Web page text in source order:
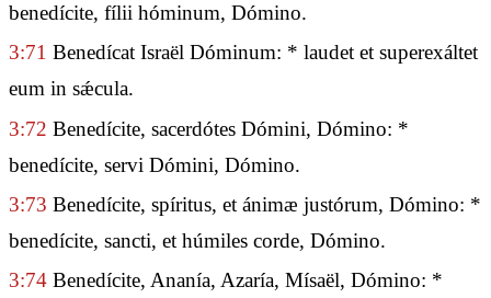
benedícite, fílii hóminum, Dómino.
3:71 Benedícat Israël Dóminum: * laudet et superexáltet
eum in sǽcula.
3:72 Benedícite, sacerdótes Dómini, Dómino: *
benedícite, servi Dómini, Dómino.
3:73 Benedícite, spíritus, et ánimæ justórum, Dómino: *
benedícite, sancti, et húmiles corde, Dómino.
3:74 Benedícite, Ananía, Azaría, Mísaël, Dómino: *